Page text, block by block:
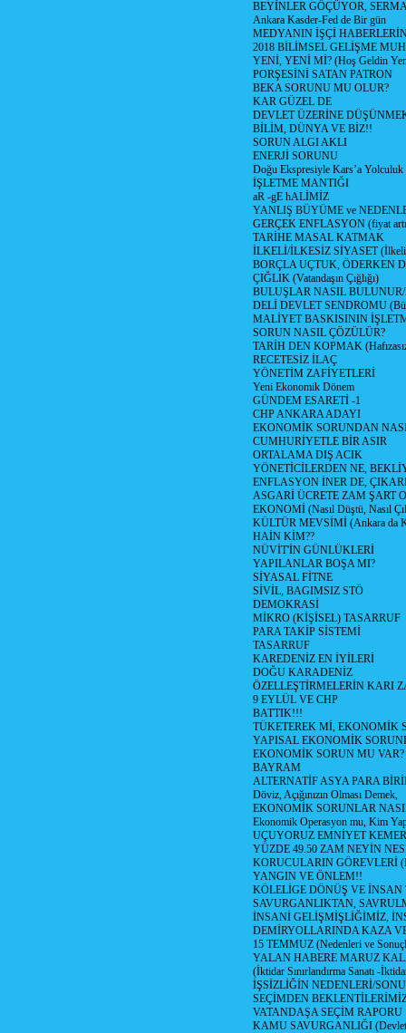
BEYİNLER GÖÇÜYOR,
Ankara Kasder-Fed de Bir gün
MEDYANIN İŞÇİ
2018 BİLİMSEL GELİŞME
YENİ, YENİ Mİ? (Hoş Geldin
PORŞESİNİ SATAN PATRON
BEKA SORUNU MU OLUR?
KAR GÜZEL DE
DEVLET ÜZERİNE
BİLİM, DÜNYA VE BİZ!!
SORUN ALGI AKLI
ENERJİ SORUNU
Doğu Ekspresiyle Kars’a Yolculuk
İŞLETME MANTIĞI
aR -gE hALİMİZ
YANLIŞ BÜYÜME ve
GERÇEK ENFLASYON (fiyat
TARİHE MASAL KATMAK
İLKELİ/İLKESİZ SİYASET
BORÇLA UÇTUK, ÖDERKEN
ÇIĞLIK (Vatandaşın Çığlığı)
BULUŞLAR NASIL
DELİ DEVLET SENDROMU
MALİYET BASKISININ
SORUN NASIL ÇÖZÜLÜR?
TARİH DEN KOPMAK
RECETESİZ İLAÇ
YÖNETİM ZAFİYETLERİ
Yeni Ekonomik Dönem
GÜNDEM ESARETİ -1
CHP ANKARA ADAYI
EKONOMİK SORUNDAN
CUMHURİYETLE BİR ASIR
ORTALAMA DIŞ ACIK
YÖNETİCİLERDEN NE,
ENFLASYON İNER DE,
ASGARİ ÜCRETE ZAM ŞART
EKONOMİ (Nasıl Düştü, Nasıl
KÜLTÜR MEVSİMİ (Ankara da
HAİN KİM??
NÜVİT'İN GÜNLÜKLERİ
YAPILANLAR BOŞA MI?
SİYASAL FİTNE
SİVİL, BAGIMSIZ STÖ
DEMOKRASİ
MİKRO (KİŞİSEL) TASARRUF
PARA TAKİP SİSTEMİ
TASARRUF
KAREDENİZ EN İYİLERİ
DOĞU KARADENİZ
ÖZELLEŞTİRMELERİN KARI
9 EYLÜL VE CHP
BATTIK!!!
TÜKETEREK Mİ, EKONOMİK
YAPISAL EKONOMİK
EKONOMİK SORUN MU VAR?
BAYRAM
ALTERNATİF ASYA PARA
Döviz, Açığınızın Olması Demek,
EKONOMİK SORUNLAR
Ekonomik Operasyon mu, Kim
UÇUYORUZ EMNİYET
YÜZDE 49.50 ZAM NEYİN
KORUCULARIN GÖREVLERİ
YANGIN VE ÖNLEM!!
KÖLELİGE DÖNÜŞ VE İNSAN
SAVURGANLIKTAN,
İNSANİ GELİŞMİŞLİĞİMİZ,
DEMİRYOLLARINDA KAZA
15 TEMMUZ (Nedenleri ve
YALAN HABERE MARUZ
(İktidar Sınırlandırma Sanatı -
İŞSİZLİĞİN NEDENLERİ/
SEÇİMDEN
VATANDAŞA SEÇİM RAPORU
KAMU SAVURGANLIĞI (Devlet